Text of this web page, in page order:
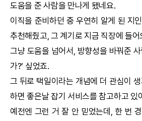
도움을 준 사람을 만나게 됐네요.
이직을 준비하던 중 우연히 알게 된 지
추천해줬고, 그 계기로 지금 직장에 들
그냥 도움을 넘어서, 방향성을 바꿔준
가?’ 싶었죠.
그 뒤로 택일이라는 개념에 더 관심이
하면 좋은날 잡기 서비스를 참고하고 있
예전엔 그런 거 잘 안 믿었는데, 한 번